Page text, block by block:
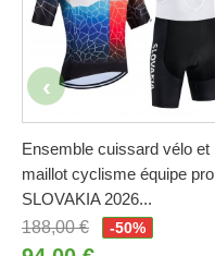
Ensemble cuissard vélo et
maillot cyclisme équipe pro
SLOVAKIA 2026...
188,00 €
-50%
94,00 €